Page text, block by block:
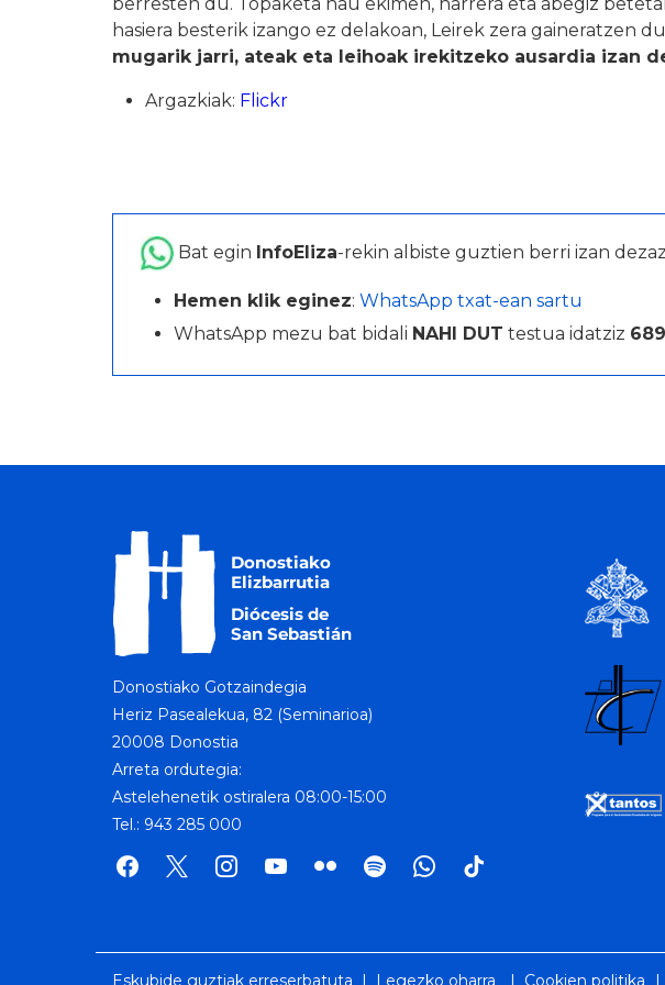
hasiera besterik izango ez delakoan, Leirek zera gaineratzen
mugarik jarri, ateak eta leihoak irekitzeko ausardia izan
Argazkiak: Flickr
Bat egin InfoEliza-rekin albiste guztien berri izan
Hemen klik eginez: WhatsApp txat-ean sartu
WhatsApp mezu bat bidali NAHI DUT testua idatziz
Donostiako Gotzaindegia
Heriz Pasealekua, 82 (Seminarioa)
20008 Donostia
Arreta ordutegia:
Astelehenetik ostiralera 08:00-15:00
Tel.: 943 285 000
facebook
x instagramyoutube
flickr spotifywhatsapp
tik
Eskubide guztiak erreserbatuta | Legezko oharra | Cookien politika |